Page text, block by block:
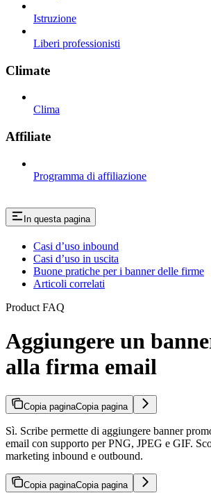
Istruzione
Liberi professionisti
Climate
Clima
Affiliate
Programma di affiliazione
In questa pagina
Casi d’uso inbound
Casi d’uso in uscita
Buone pratiche per i banner delle firme
Articoli correlati
Product FAQ
Aggiungere un
alla firma email
Copia paginaCopia pagina
Sì. Scribe permette di aggiungere banner
email con supporto per PNG, JPEG e GIF.
marketing inbound e outbound.
Copia paginaCopia pagina